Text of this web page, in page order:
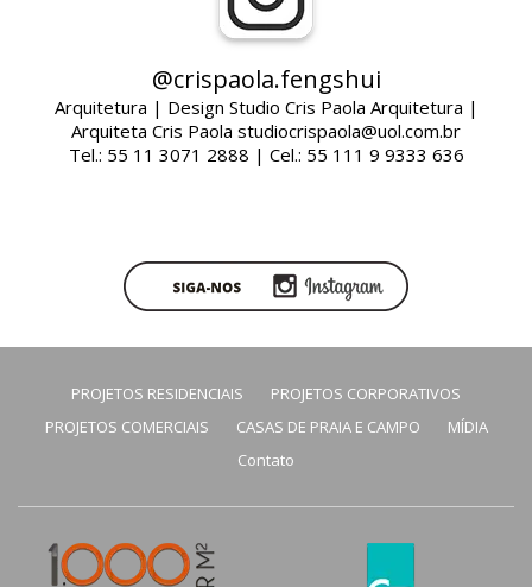
@crispaola.fengshui
Arquitetura | Design Studio Cris Paola Arquitetura |
Arquiteta Cris Paola studiocrispaola@uol.com.br
Tel.: 55 11 3071 2888 | Cel.: 55 111 9 9333 636
PROJETOS RESIDENCIAIS
PROJETOS CORPORATIVOS
PROJETOS COMERCIAIS
CASAS DE PRAIA E CAMPO
MÍDIA
Contato